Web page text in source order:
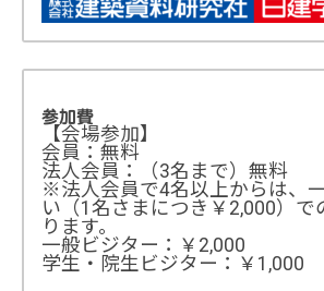
参加費
【会場参加】
会員：無料
法人会員：（3名まで）無料
※法人会員で4名以上からは、
い（1名さまにつき￥2,000）で
ります。
一般ビジター：￥2,000
学生・院生ビジター：￥1,000